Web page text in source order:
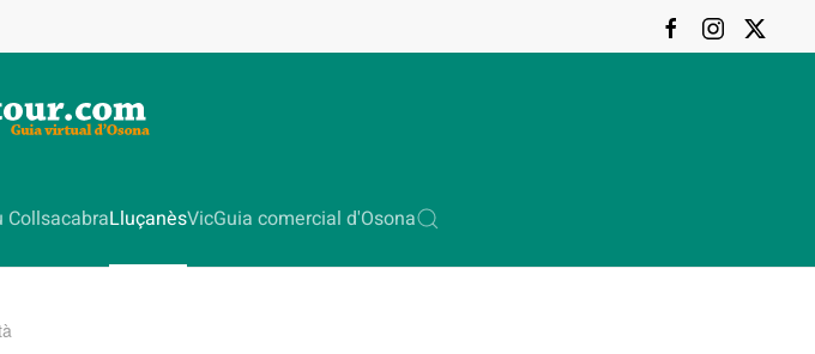
CollsacabraLluçanèsVicGuia comercial d'Osona